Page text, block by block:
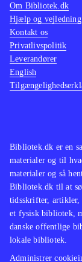
Bibliotek.dk er en
materialer og til
materialer og så
Bibliotek.dk til at
tidsskrifter, artikler,
et fysisk bibliotek,
danske offentlige
lokale bibliotek.
Administrer
Om Bibliotek.dk
Hjælp og vejledning
Kontakt os
Privatlivspolitik
Leverandører
English